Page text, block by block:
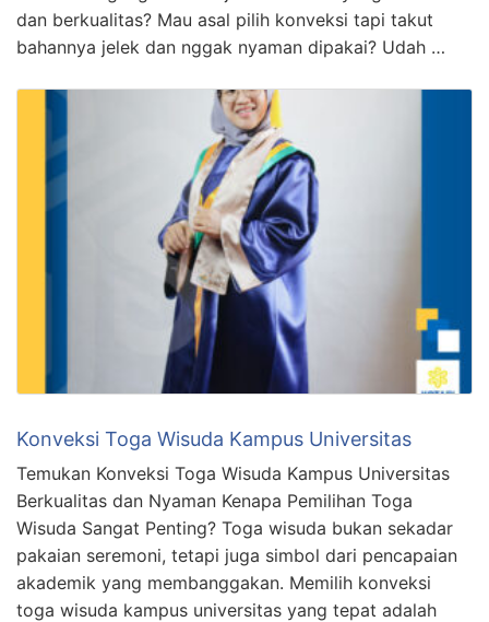
dan berkualitas? Mau asal pilih konveksi tapi takut
bahannya jelek dan nggak nyaman dipakai? Udah …
Konveksi Toga Wisuda Kampus Universitas
Temukan Konveksi Toga Wisuda Kampus Universitas
Berkualitas dan Nyaman Kenapa Pemilihan Toga
Wisuda Sangat Penting? Toga wisuda bukan sekadar
pakaian seremoni, tetapi juga simbol dari pencapaian
akademik yang membanggakan. Memilih konveksi
toga wisuda kampus universitas yang tepat adalah